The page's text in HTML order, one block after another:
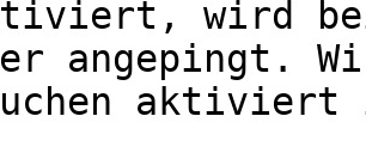
wird
angepingt.